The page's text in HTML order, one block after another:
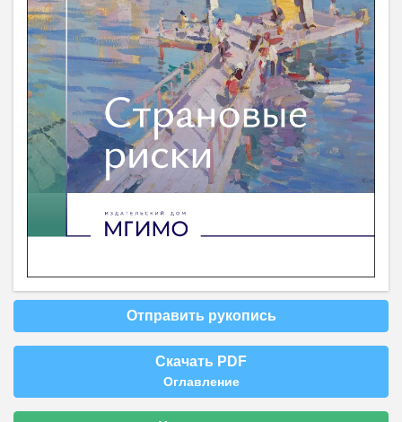
Отправить рукопись
Скачать PDF
Оглавление